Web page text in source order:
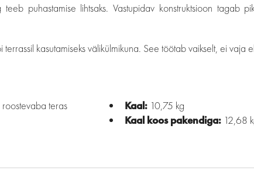
puhastamise lihtsaks. Vastupidav konstruktsioon tagab
kasutamiseks välikülmikuna. See töötab vaikselt, ei vaja
teras
Kaal:10,75 kg
Kaal koos pakendiga:12,68